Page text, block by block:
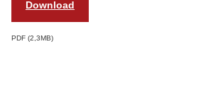
Download
PDF 2,3MB